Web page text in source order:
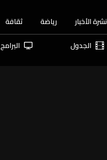
نشرة الأخبار رياضة ثقافة
الجدول البرامج